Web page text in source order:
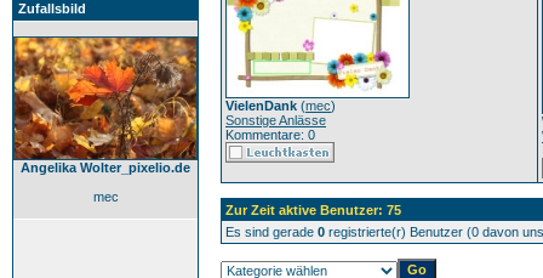
Zufallsbild
Angelika Wolter_pixelio.de
mec
VielenDank (mec)
Sonstige Anlässe
Kommentare: 0
Zur Zeit aktive Benutzer: 75
Es sind gerade 0 registrierte(r) Benutzer (0 davon